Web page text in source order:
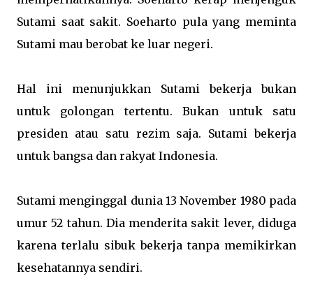
Sutami saat sakit. Soeharto pula yang meminta
Sutami mau berobat ke luar negeri.
Hal ini menunjukkan Sutami bekerja bukan
untuk golongan tertentu. Bukan untuk satu
presiden atau satu rezim saja. Sutami bekerja
untuk bangsa dan rakyat Indonesia.
Sutami menginggal dunia 13 November 1980 pada
umur 52 tahun. Dia menderita sakit lever, diduga
karena terlalu sibuk bekerja tanpa memikirkan
kesehatannya sendiri.